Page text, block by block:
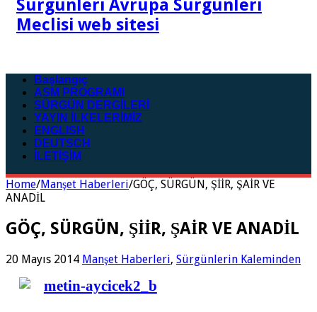
Sürgünleri Avrupa Sürgünleri
Meclisi web sitesi
Başlangıç
ASM PROGRAMI
SÜRGÜN DERGİLERİ
YAYIN İLKELERİMİZ
ENGLISH
DEUTSCH
İLETİŞİM
Home/Manşet Haberleri/GÖÇ, SÜRGÜN, ŞİİR, ŞAİR VE
ANADİL
GÖÇ, SÜRGÜN, ŞİİR, ŞAİR VE ANADİL
20 Mayıs 2014 Manşet Haberleri, Sürgünlerin Kaleminden